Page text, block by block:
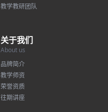
教学教研团队
关于我们
About us
品牌简介
教学师资
荣誉资质
往期讲座